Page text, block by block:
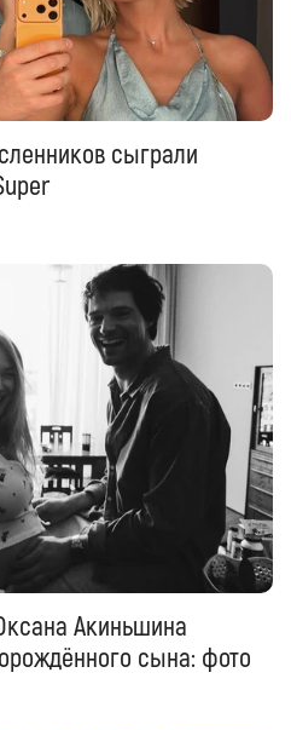
сыграли
Акиньшина
сына: фото